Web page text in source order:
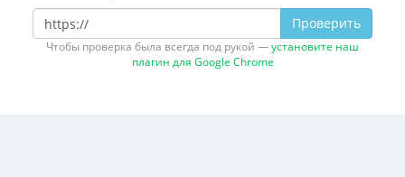
Проверить
Чтобы проверка была всегда под рукой —установите наш
плагин для Google Chrome